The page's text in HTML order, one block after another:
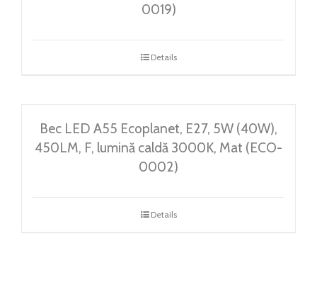
0019)
Details
Bec LED A55 Ecoplanet, E27, 5W (40W),
450LM, F, lumină caldă 3000K, Mat (ECO-
0002)
Details